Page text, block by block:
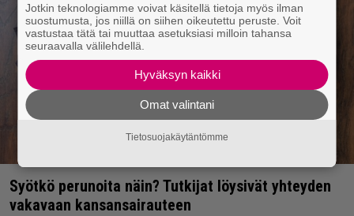
Syötkö perunoita näin? Tutkijat löysivät yhteyden
vakavaan kansansairauteen
Jotkin teknologiamme voivat käsitellä tietoja myös ilman
suostumusta, jos niillä on siihen oikeutettu peruste. Voit
vastustaa tätä tai muuttaa asetuksiasi milloin tahansa
seuraavalla välilehdellä.
Hyväksyn kaikki
Omat valintani
Tietosuojakäytäntömme